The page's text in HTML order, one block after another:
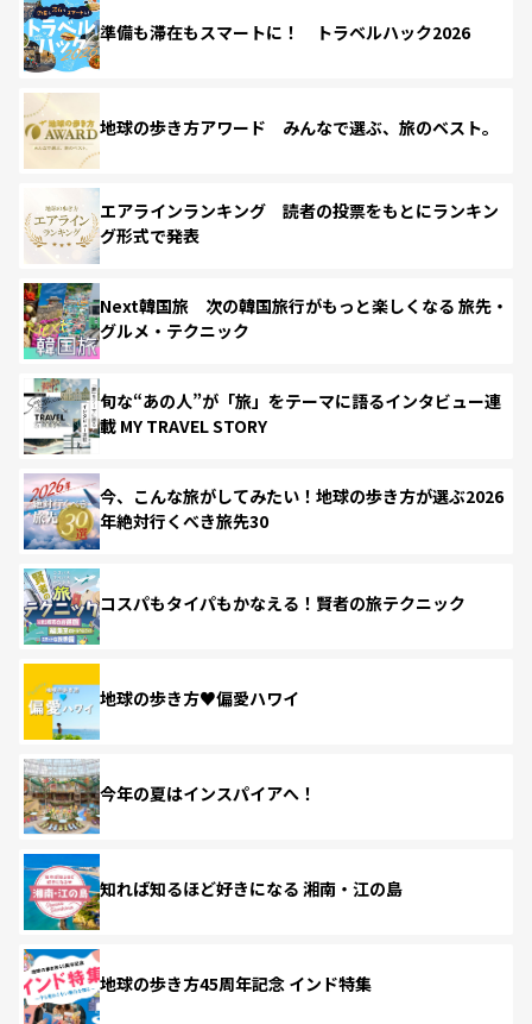
準備も滞在もスマートに！ トラベルハック2026
地球の歩き方アワード みんなで選ぶ、旅のベスト。
エアラインランキング 読者の投票をもとにランキン
グ形式で発表
Next韓国旅 次の韓国旅行がもっと楽しくなる 旅先・
グルメ・テクニック
旬な“あの人”が「旅」をテーマに語るインタビュー連
載 MY TRAVEL STORY
今、こんな旅がしてみたい！地球の歩き方が選ぶ2026
年絶対行くべき旅先30
コスパもタイパもかなえる！賢者の旅テクニック
地球の歩き方♥偏愛ハワイ
今年の夏はインスパイアへ！
知れば知るほど好きになる 湘南・江の島
地球の歩き方45周年記念 インド特集